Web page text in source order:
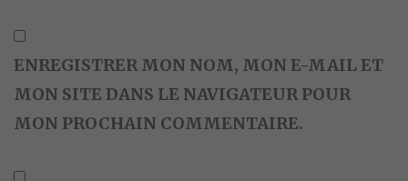
ENREGISTRER MON NOM, MON E-MAIL ET
MON SITE DANS LE NAVIGATEUR POUR
MON PROCHAIN COMMENTAIRE.